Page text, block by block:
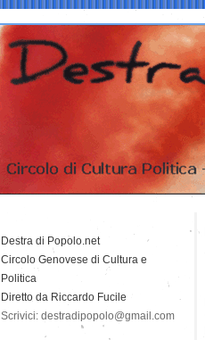
Destra di Popolo.net
Circolo Genovese di Cultura e
Politica
Diretto da Riccardo Fucile
Scrivici: destradipopolo@gmail.com